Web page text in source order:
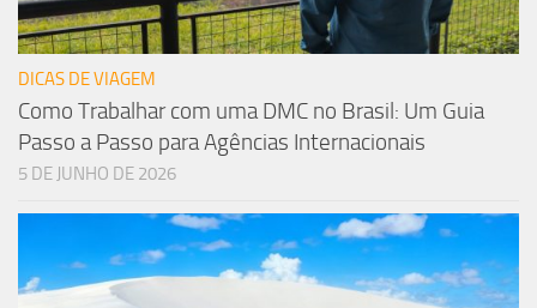
DICAS DE VIAGEM
Como Trabalhar com uma DMC no Brasil: Um Guia
Passo a Passo para Agências Internacionais
5 DE JUNHO DE 2026